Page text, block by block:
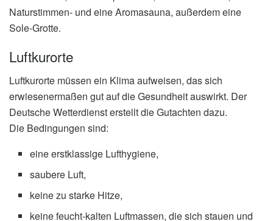
Naturstimmen- und eine Aromasauna, außerdem eine
Sole-Grotte.
Luftkurorte
Luftkurorte müssen ein Klima aufweisen, das sich
erwiesenermaßen gut auf die Gesundheit auswirkt. Der
Deutsche Wetterdienst erstellt die Gutachten dazu.
Die Bedingungen sind:
eine erstklassige Lufthygiene,
saubere Luft,
keine zu starke Hitze,
keine feucht-kalten Luftmassen, die sich stauen und